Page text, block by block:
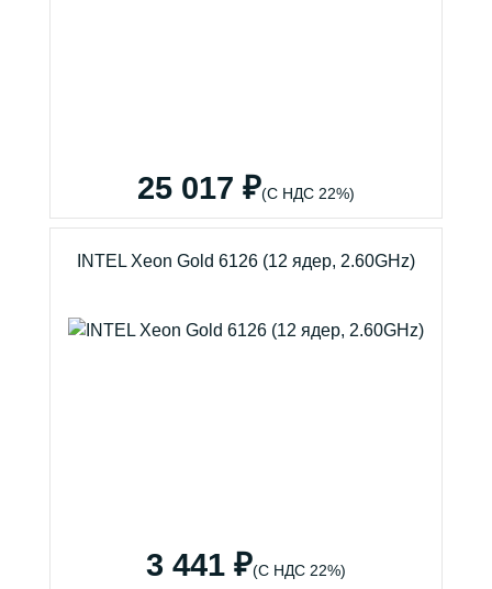
25 017 ₽(С НДС 22%)
INTEL Xeon Gold 6126 (12 ядер, 2.60GHz)
3 441 ₽(С НДС 22%)